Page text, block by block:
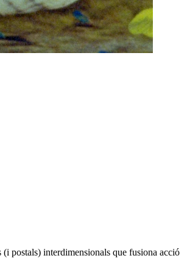
(i postals) interdimensionals que fusiona acció